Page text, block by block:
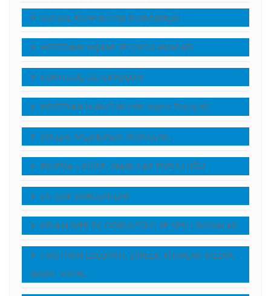
KUTSAL KİTAP (KİTABI MUKADDES)
HRİSTİYAN YAŞAMI VE UYGULAMALARI
KURTULUŞ (SETERYOLOJİ)
HRİSTİYAN İNANCI (Mesih İnancı Teolojisi)
DİNLER, MEZHEPLER, İNANÇLAR…
EKLESİA – KİLİSE, İNANLILAR TOPLULUĞU
EN ÇOK SORULANLAR
KELAM WEB TV, GÖRÜNTÜLÜ VE SESLI DOSYALAR
HRİSTİYAN EDEBİYATI, ŞİİRLER, KİTAPLAR, MEDYA,
BASIN, YAYIN…